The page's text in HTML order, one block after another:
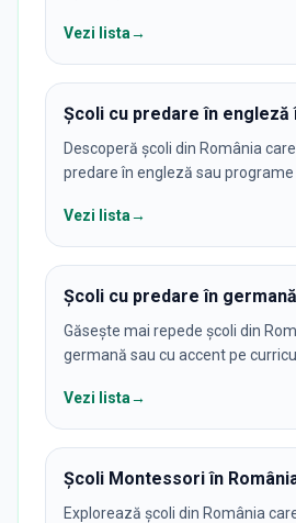
Vezi lista→
Școli cu predare în engleză
Descoperă școli din România
predare în engleză sau programe
Vezi lista→
Școli cu predare în
Găsește mai repede școli din
germană sau cu accent pe
Vezi lista→
Școli Montessori în
Explorează școli din România